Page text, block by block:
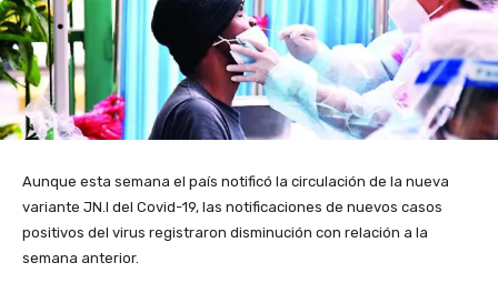
Aunque esta semana el país notificó la circulación de la nueva
variante JN.I del Covid-19, las notificaciones de nuevos casos
positivos del virus registraron disminución con relación a la
semana anterior.